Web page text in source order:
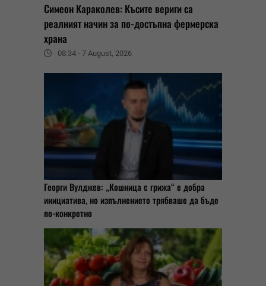
Симеон Караколев: Късите вериги са
реалният начин за по-достъпна фермерска
храна
08:34 - 7 August, 2026
Георги Вулджев: „Кошница с грижа“ е добра
инициатива, но изпълнението трябваше да бъде
по-конкретно